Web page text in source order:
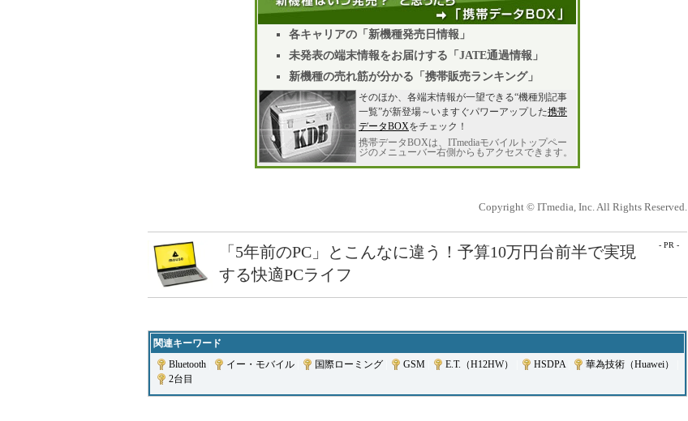
各キャリアの「新機種発売日情報」
未発表の端末情報をお届けする「JATE通過情報」
新機種の売れ筋が分かる「携帯販売ランキング」
そのほか、各端末情報が一望できる“機種別記事
一覧”が新登場～いますぐパワーアップした携帯
データBOXをチェック！
携帯データBOXは、ITmediaモバイルトップペー
ジのメニューバー右側からもアクセスできます。
Copyright © ITmedia, Inc. All Rights Reserved.
- PR -
「5年前のPC」とこんなに違う！予算10万円台前半で実現
する快適PCライフ
関連キーワード
Bluetooth
イー・モバイル 国際ローミング GSM E.T.（H12HW） HSDPA| 華為技術（Huawei）
2台目